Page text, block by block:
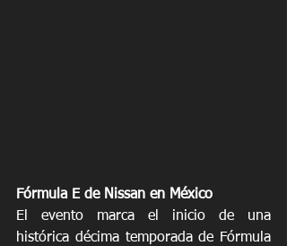
Fórmula E de Nissan en México
El evento marca el inicio de una
histórica décima temporada de Fórmula